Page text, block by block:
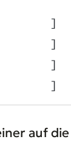
]
]
]
]
auf